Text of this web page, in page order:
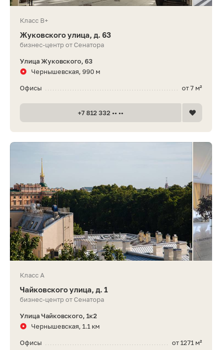
Класс B+
Жуковского улица, д. 63
бизнес-центр от Сенатора
Улица Жуковского, 63
Чернышевская, 990 м
от 7 м²
Офисы
+7 812 332 •• ••
Класс A
Чайковского улица, д. 1
бизнес-центр от Сенатора
Улица Чайковского, 1к2
Чернышевская, 1.1 км
от 1271 м²
Офисы